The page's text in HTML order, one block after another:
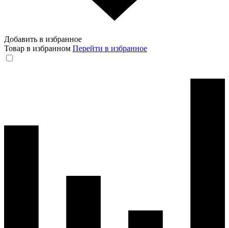
Добавить в избранное
Товар в избранном Перейти в избранное